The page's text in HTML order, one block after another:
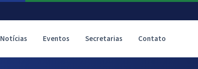
Notícias Eventos Secretarias Contato